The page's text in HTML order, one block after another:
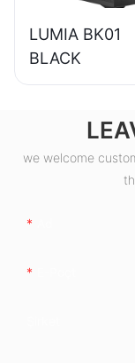
LUMIA BK01
BLACK
we welcome